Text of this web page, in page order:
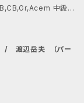
中級
/ 渡辺岳夫 （パー